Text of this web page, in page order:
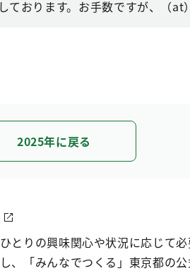
おります。お手数ですが、（at
2025年に戻る
とりの興味関心や状況に応じて
、「みんなでつくる」東京都の公